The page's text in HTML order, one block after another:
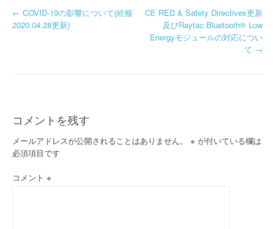
投
ー
シ
ョ
← COVID-19の影響について(続報
2020.04.28更新)
CE RED & Safety Directives更新
及びRaytac Bluetooth® Low
Energyモジュールの対応につい
て →
コメントを残す
メールアドレスが公開されることはありません。 ※ が付いている欄は
必須項目です
コメント ※